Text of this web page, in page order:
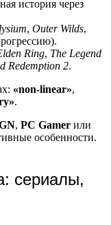
история через
, Outer Wilds,
Ring, The Legend
Redemption 2.
«non-linear»,
.
, PC Gamer или
особенности.
сериалы,